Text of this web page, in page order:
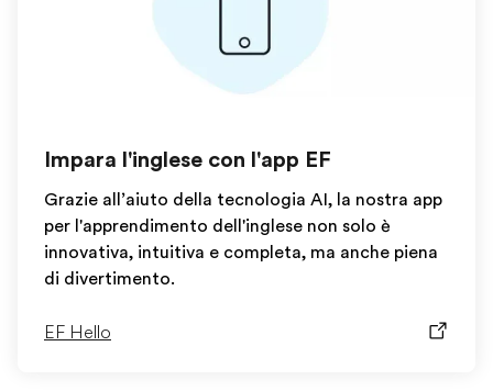
Impara l'inglese con l'app EF
Grazie all’aiuto della tecnologia AI, la nostra app
per l'apprendimento dell'inglese non solo è
innovativa, intuitiva e completa, ma anche piena
di divertimento.
EF Hello